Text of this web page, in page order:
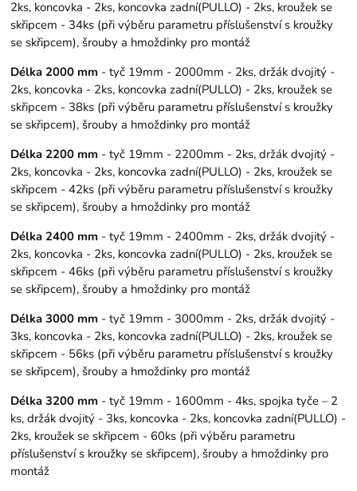
2ks, koncovka - 2ks, koncovka zadní(PULLO) - 2ks, kroužek se
skřipcem - 34ks (při výběru parametru příslušenství s kroužky
se skřipcem), šrouby a hmoždinky pro montáž
Délka 2000 mm - tyč 19mm - 2000mm - 2ks, držák dvojitý -
2ks, koncovka - 2ks, koncovka zadní(PULLO) - 2ks, kroužek se
skřipcem - 38ks (při výběru parametru příslušenství s kroužky
se skřipcem), šrouby a hmoždinky pro montáž
Délka 2200 mm - tyč 19mm - 2200mm - 2ks, držák dvojitý -
2ks, koncovka - 2ks, koncovka zadní(PULLO) - 2ks, kroužek se
skřipcem - 42ks (při výběru parametru příslušenství s kroužky
se skřipcem), šrouby a hmoždinky pro montáž
Délka 2400 mm - tyč 19mm - 2400mm - 2ks, držák dvojitý -
2ks, koncovka - 2ks, koncovka zadní(PULLO) - 2ks, kroužek se
skřipcem - 46ks (při výběru parametru příslušenství s kroužky
se skřipcem), šrouby a hmoždinky pro montáž
Délka 3000 mm - tyč 19mm - 3000mm - 2ks, držák dvojitý -
3ks, koncovka - 2ks, koncovka zadní(PULLO) - 2ks, kroužek se
skřipcem - 56ks (při výběru parametru příslušenství s kroužky
se skřipcem), šrouby a hmoždinky pro montáž
Délka 3200 mm - tyč 19mm - 1600mm - 4ks, spojka tyče – 2
ks, držák dvojitý - 3ks, koncovka - 2ks, koncovka zadní(PULLO) -
2ks, kroužek se skřipcem - 60ks (při výběru parametru
příslušenství s kroužky se skřipcem), šrouby a hmoždinky pro
montáž